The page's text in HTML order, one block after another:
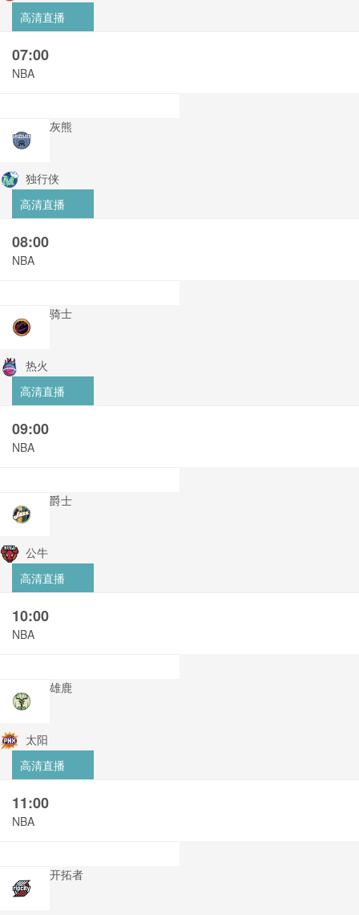
高清直播
07:00
NBA
灰熊
独行侠
高清直播
08:00
NBA
骑士
热火
高清直播
09:00
NBA
爵士
公牛
高清直播
10:00
NBA
雄鹿
太阳
高清直播
11:00
NBA
开拓者